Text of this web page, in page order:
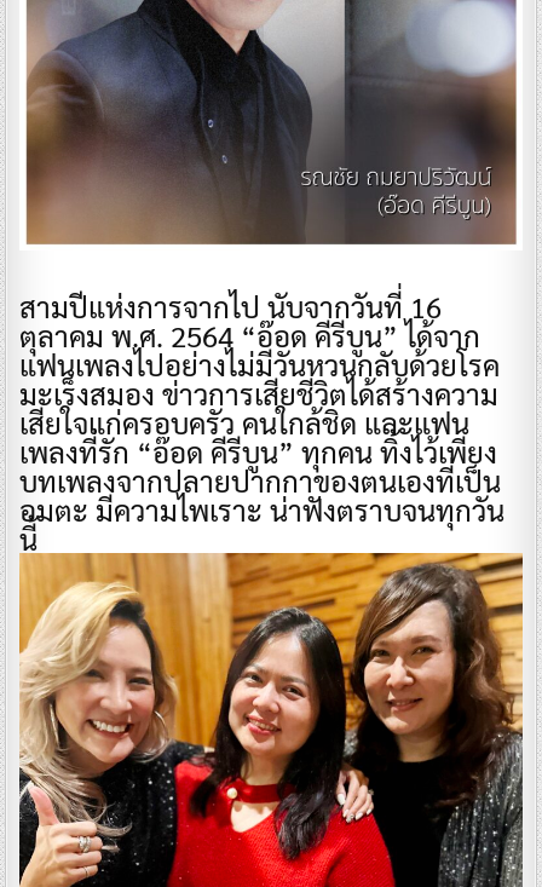
สามปีแห่งการจากไป นับจากวันที่ 16
ตุลาคม พ.ศ. 2564 “อ๊อด คีรีบูน” ได้จาก
แฟนเพลงไปอย่างไม่มีวันหวนกลับด้วยโรค
มะเร็งสมอง ข่าวการเสียชีวิตได้สร้างความ
เสียใจแก่ครอบครัว คนใกล้ชิด และแฟน
เพลงที่รัก “อ๊อด คีรีบูน” ทุกคน ทิ้งไว้เพียง
บทเพลงจากปลายปากกาของตนเองที่เป็น
อมตะ มีความไพเราะ น่าฟังตราบจนทุกวัน
นี้